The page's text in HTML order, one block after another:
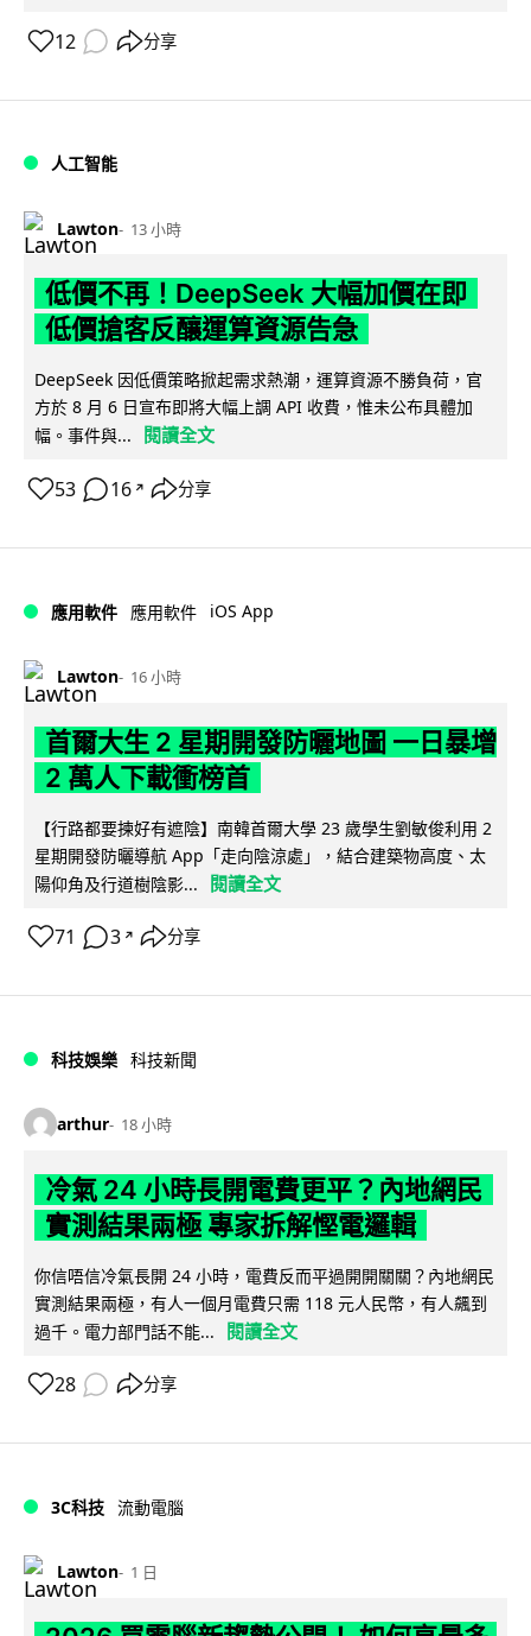
12 分享
人工智能
Lawton 13 小時
低價不再！DeepSeek 大幅加價在即
低價搶客反釀運算資源告急
DeepSeek 因低價策略掀起需求熱潮，運算資源不勝負荷，官
方於 8 月 6 日宣布即將大幅上調 API 收費，惟未公布具體加
幅。事件與...
閱讀全文
53 16 ↗ 分享
應用軟件 應用軟件 iOS App
Lawton 16 小時
首爾大生 2 星期開發防曬地圖 一日暴增
2 萬人下載衝榜首
【行路都要揀好有遮陰】南韓首爾大學 23 歲學生劉敏俊利用 2
星期開發防曬導航 App「走向陰涼處」，結合建築物高度、太
陽仰角及行道樹陰影...
閱讀全文
71 3 ↗ 分享
科技娛樂 科技新聞
arthur 18 小時
冷氣 24 小時長開電費更平？內地網民
實測結果兩極 專家拆解慳電邏輯
你信唔信冷氣長開 24 小時，電費反而平過開開關關？內地網民
實測結果兩極，有人一個月電費只需 118 元人民幣，有人飆到
過千。電力部門話不能...
閱讀全文
28 分享
3C科技 流動電腦
Lawton 1 日